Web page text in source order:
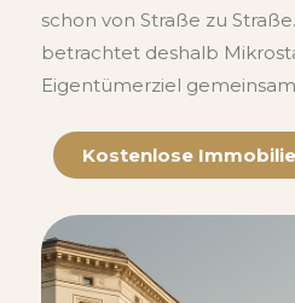
schon von Straße zu
betrachtet deshalb
Eigentümerziel
Kostenlose